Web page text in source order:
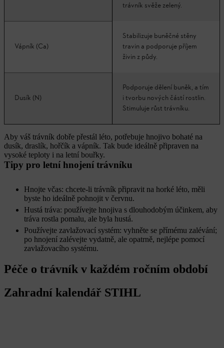
trávník svěže zelený.
Vápník (Ca)
Stabilizuje buněčné stěny
travin a podporuje příjem
živin z půdy.
Dusík (N)
Podporuje dělení buněk, a tím
i tvorbu nových částí rostlin.
Stimuluje růst trávníku.
Aby váš trávník dobře přestál léto, potřebuje hnojivo bohaté na
dusík, draslík, hořčík a vápník. Tak bude ideálně připraven na
vysoké teploty i na letní bouřky.
Tipy pro letní hnojení trávníku
Hnojte včas: chcete-li trávník připravit na horké léto, měli
byste ho ideálně pohnojit v červnu.
Hustá tráva: používejte hnojiva s dlouhodobým účinkem, aby
tráva rostla pomalu, ale byla hustá.
Používejte zavlažovací systém: vyhněte se přímému zalévání;
po hnojení zalévejte vydatně, ale opatrně, nejlépe pomocí
zavlažovacího systému.
Péče o trávník v každém ročním období
Zahradní kalendář STIHL